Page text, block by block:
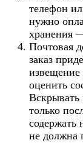
телефон
нужно
хранения
Почтовая
заказ
оценить
Вскрывать
только
содержать
не должна